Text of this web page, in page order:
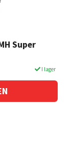
Super
I lager